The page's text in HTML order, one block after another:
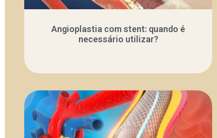
Angioplastia com stent: quando é
necessário utilizar?